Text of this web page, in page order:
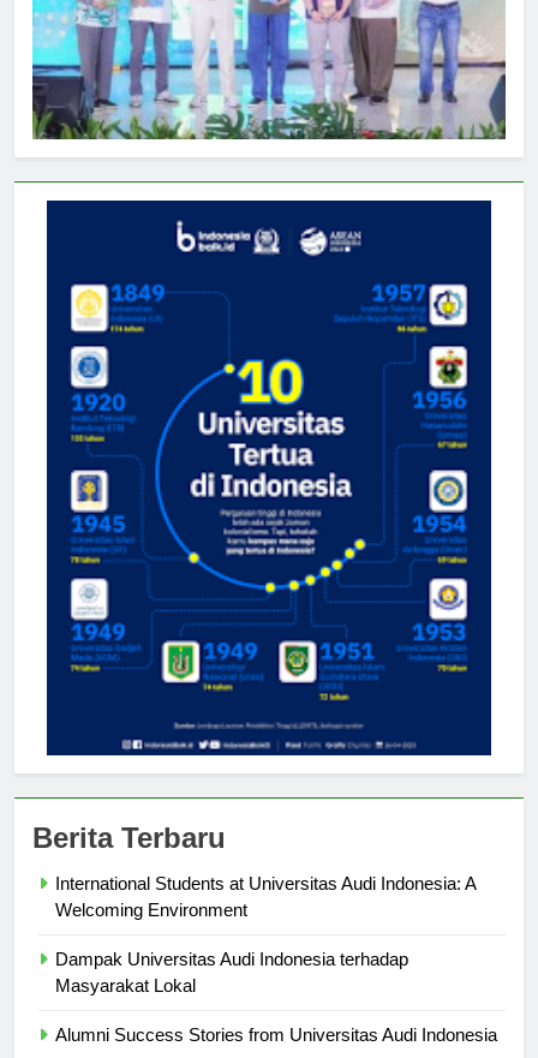
International Students at Universitas Audi Indonesia: A
Dampak Universitas Audi Indonesia terhadap